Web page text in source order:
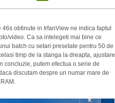
obtinute in IrfanView ne indica faptul
video. Ca sa intelegeti mai bine ce
batch cu setari presetate pentru 50 de
timp de la stanga la dreapta, ajustare
concluzie, putem efectua o serie de
discutam despre un numar mare de